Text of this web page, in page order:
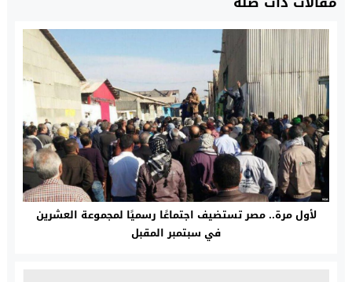
لأول مرة.. مصر تستضيف اجتماعًا رسميًا لمجموعة العشرين
في سبتمبر المقبل